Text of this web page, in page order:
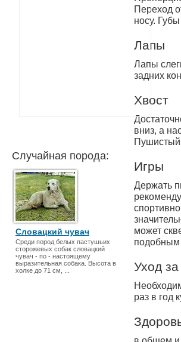
Случайная порода:
Словацкий чувач
Среди пород белых пастушьих
сторожевых собак словацкий
чувач - по - настоящему
выразительная собака. Высота в
холке до 71 см, ...
Переход
носу.
Лапы
Лапы
задних
Хвост
вниз, а
Игры
Держать
может
подобным
Уход
раз в год